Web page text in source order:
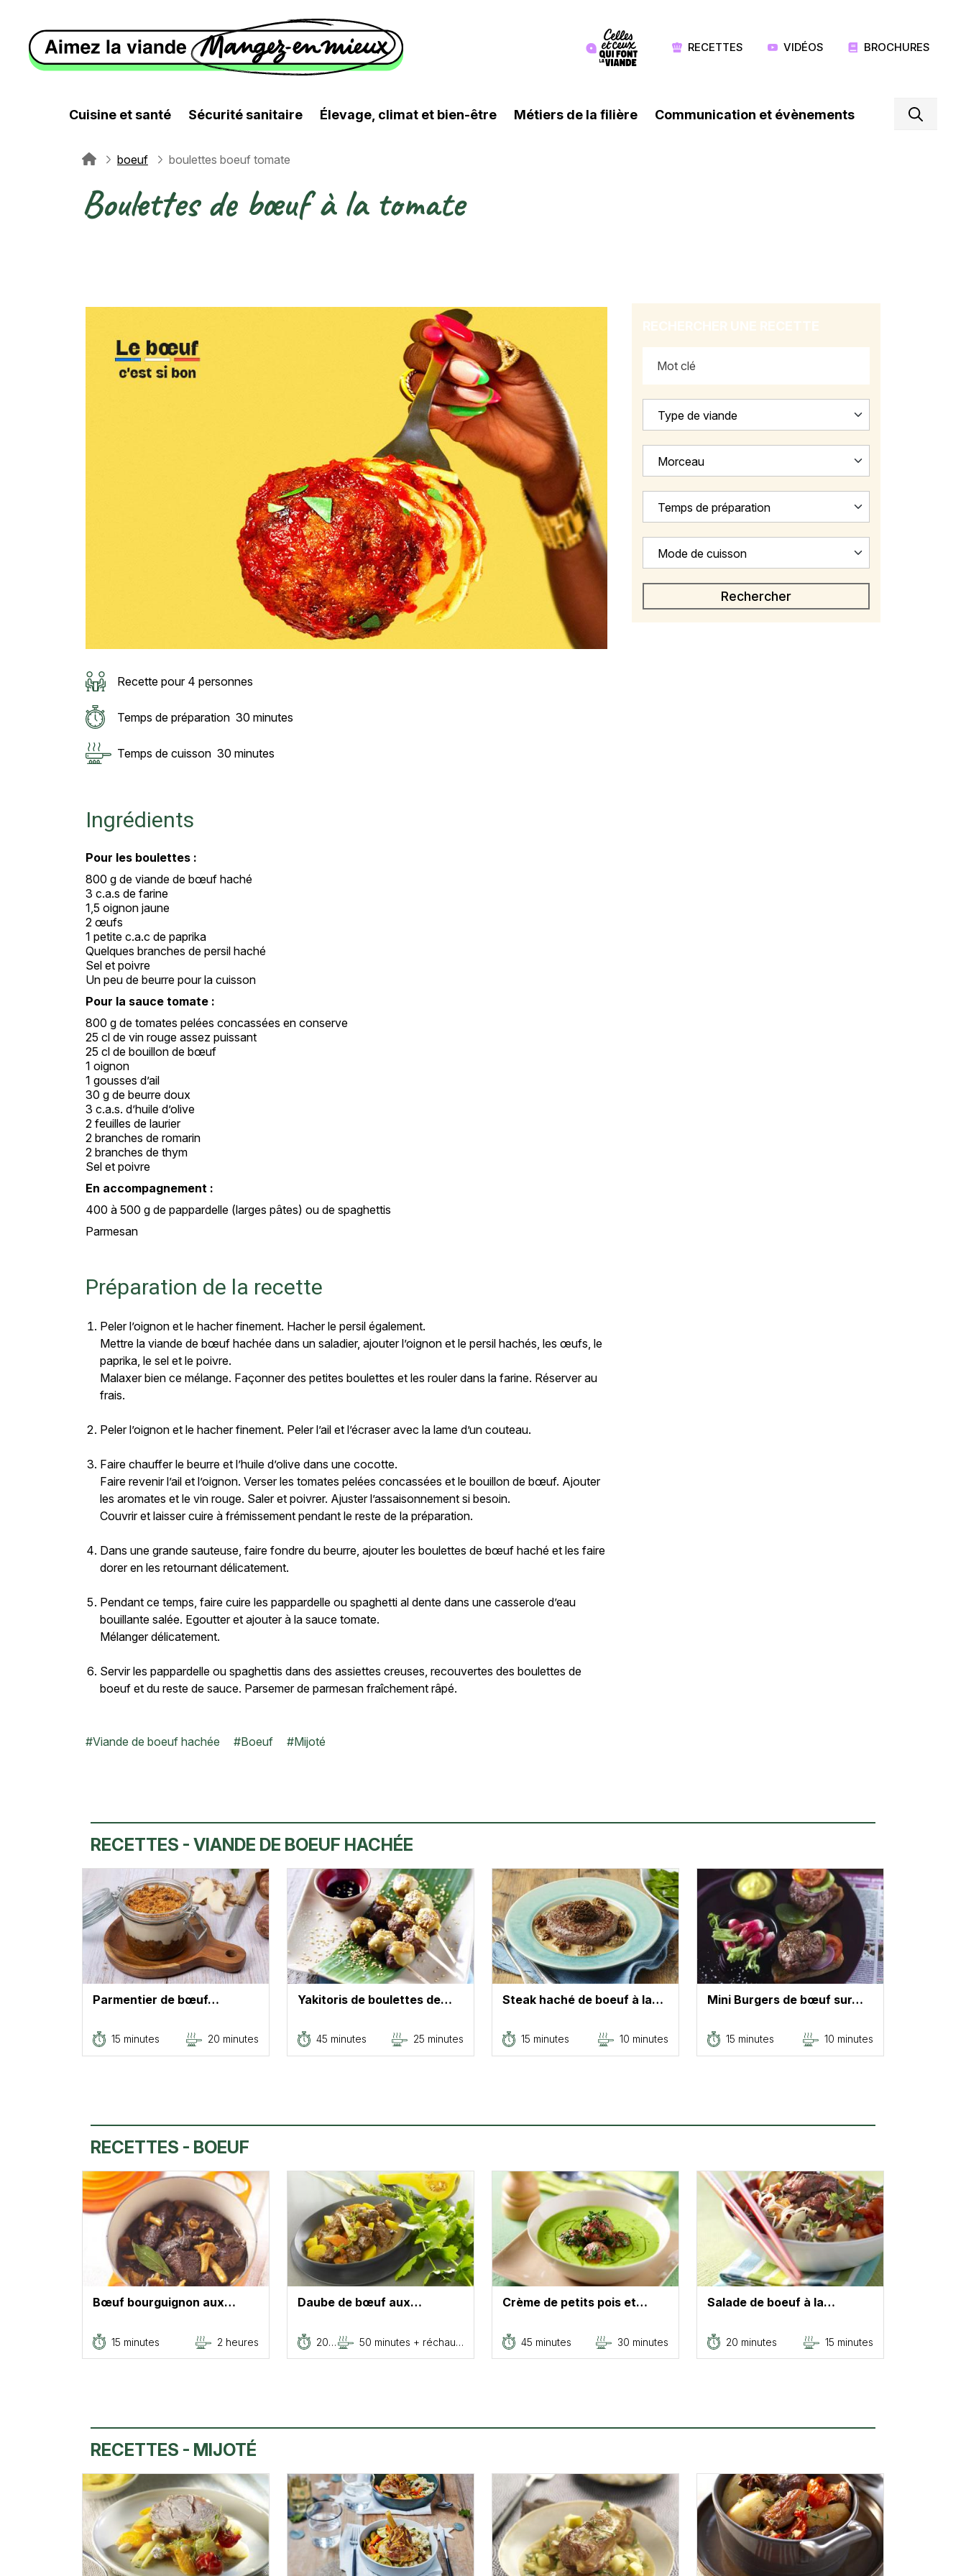
Image
RECETTES VIDÉOS BROCHURES
Cuisine et santé Sécurité sanitaire Élevage, climat et bien-être Métiers de la filière Communication et évènements
Fil d'Ariane
boeuf boulettes boeuf tomate
Boulettes de bœuf à la tomate
Recette pour 4 personnes
Temps de préparation 30 minutes
Temps de cuisson 30 minutes
Ingrédients
Pour les boulettes :
800 g de viande de bœuf haché
3 c.a.s de farine
1,5 oignon jaune
2 œufs
1 petite c.a.c de paprika
Quelques branches de persil haché
Sel et poivre
Un peu de beurre pour la cuisson
Pour la sauce tomate :
800 g de tomates pelées concassées en conserve
25 cl de vin rouge assez puissant
25 cl de bouillon de bœuf
1 oignon
1 gousses d’ail
30 g de beurre doux
3 c.a.s. d’huile d’olive
2 feuilles de laurier
2 branches de romarin
2 branches de thym
Sel et poivre
En accompagnement :
400 à 500 g de pappardelle (larges pâtes) ou de spaghettis
Parmesan
Préparation de la recette
Peler l’oignon et le hacher finement. Hacher le persil également.
Mettre la viande de bœuf hachée dans un saladier, ajouter l’oignon et le persil hachés, les œufs, le
paprika, le sel et le poivre.
Malaxer bien ce mélange. Façonner des petites boulettes et les rouler dans la farine. Réserver au
frais.
Peler l’oignon et le hacher finement. Peler l’ail et l’écraser avec la lame d’un couteau.
Faire chauffer le beurre et l’huile d’olive dans une cocotte.
Faire revenir l’ail et l’oignon. Verser les tomates pelées concassées et le bouillon de bœuf. Ajouter
les aromates et le vin rouge. Saler et poivrer. Ajuster l’assaisonnement si besoin.
Couvrir et laisser cuire à frémissement pendant le reste de la préparation.
Dans une grande sauteuse, faire fondre du beurre, ajouter les boulettes de bœuf haché et les faire
dorer en les retournant délicatement.
Pendant ce temps, faire cuire les pappardelle ou spaghetti al dente dans une casserole d’eau
bouillante salée. Egoutter et ajouter à la sauce tomate.
Mélanger délicatement.
Servir les pappardelle ou spaghettis dans des assiettes creuses, recouvertes des boulettes de
boeuf et du reste de sauce. Parsemer de parmesan fraîchement râpé.
#Viande de boeuf hachée #Boeuf #Mijoté
Type de viande
Morceau
Temps de préparation
Mode de cuisson
RECETTES - VIANDE DE BOEUF HACHÉE
Parmentier de bœuf…
15 minutes 20 minutes
Yakitoris de boulettes de…
45 minutes 25 minutes
Steak haché de boeuf à la…
15 minutes 10 minutes
Mini Burgers de bœuf sur…
15 minutes 10 minutes
RECETTES - BOEUF
Bœuf bourguignon aux…
15 minutes 2 heures
Daube de bœuf aux…
20… 50 minutes + réchau…
Crème de petits pois et…
45 minutes 30 minutes
Salade de boeuf à la…
20 minutes 15 minutes
RECETTES - MIJOTÉ